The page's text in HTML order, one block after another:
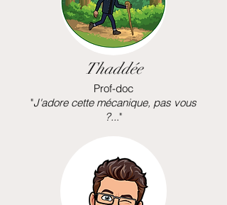
Thaddée
Prof-doc
"J'adore cette mécanique, pas vous
?..."